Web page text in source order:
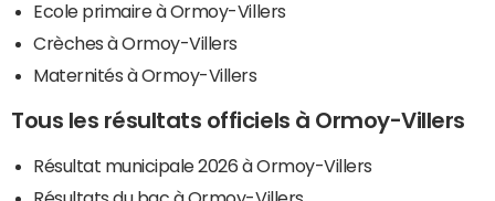
Ecole primaire à Ormoy-Villers
Crèches à Ormoy-Villers
Maternités à Ormoy-Villers
Tous les résultats officiels à Ormoy-Villers
Résultat municipale 2026 à Ormoy-Villers